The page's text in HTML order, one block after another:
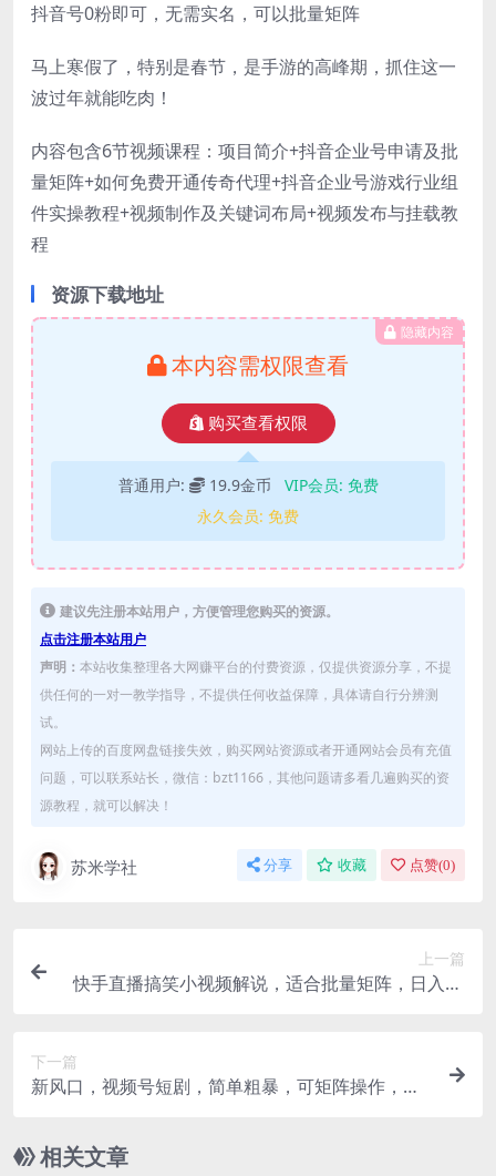
抖音号0粉即可，无需实名，可以批量矩阵
马上寒假了，特别是春节，是手游的高峰期，抓住这一
波过年就能吃肉！
内容包含6节视频课程：项目简介+抖音企业号申请及批
量矩阵+如何免费开通传奇代理+抖音企业号游戏行业组
件实操教程+视频制作及关键词布局+视频发布与挂载教
程
资源下载地址
隐藏内容
本内容需权限查看
购买查看权限
普通用户: 19.9金币 VIP会员: 免费
永久会员: 免费
建议先注册本站用户，方便管理您购买的资源。
点击注册本站用户
声明： 本站收集整理各大网赚平台的付费资源，仅提供资源分享，不提
供任何的一对一教学指导，不提供任何收益保障，具体请自行分辨测
试。
网站上传的百度网盘链接失效，购买网站资源或者开通网站会员有充值
问题，可以联系站长，微信：bzt1166，其他问题请多看几遍购买的资
源教程，就可以解决！
苏米学社 分享 收藏 点赞(0)
上一篇
快手直播搞笑小视频解说，适合批量矩阵，日入30
下一篇
新风口，视频号短剧，简单粗暴，可矩阵操作，小
相关文章